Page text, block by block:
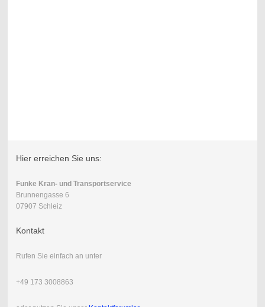
Hier erreichen Sie uns:
Funke Kran- und Transportservice
Brunnengasse 6
07907 Schleiz
Kontakt
Rufen Sie einfach an unter
+49 173 3008863